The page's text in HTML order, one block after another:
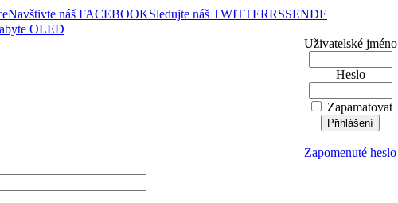
Navštivte náš FACEBOOKSledujte náš TWITTERRSSENDE
Uživatelské jméno
Heslo
Zapamatovat
Zapomenuté heslo